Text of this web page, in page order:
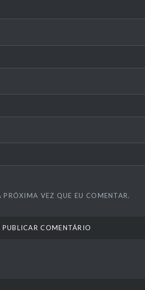
PRÓXIMA VEZ QUE EU COMENTAR.